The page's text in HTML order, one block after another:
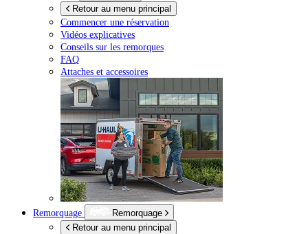
Retour au menu principal
Commencer une réservation
Vidéos explicatives
Conseils sur les remorques
FAQ
Attaches et accessoires
Remorquage
Remorquage
Retour au menu principal